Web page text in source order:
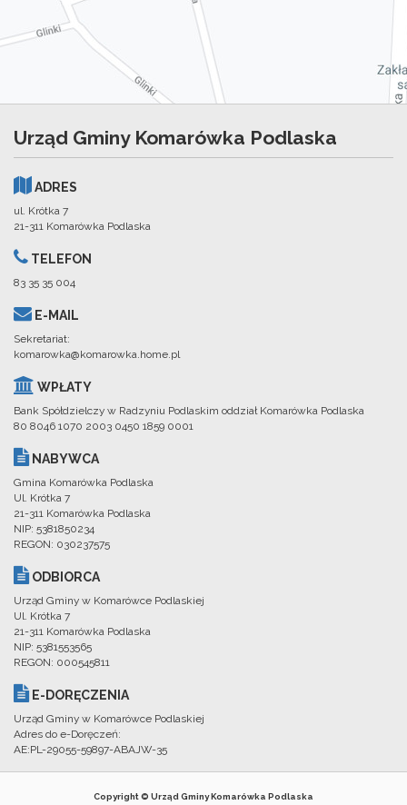
Urząd Gminy Komarówka Podlaska
ADRES
ul. Krótka 7
21-311 Komarówka Podlaska
TELEFON
83 35 35 004
E-MAIL
Sekretariat:
komarowka@komarowka.home.pl
WPŁATY
Bank Spółdzielczy w Radzyniu Podlaskim oddział Komarówka Podlaska
80 8046 1070 2003 0450 1859 0001
NABYWCA
Gmina Komarówka Podlaska
Ul. Krótka 7
21-311 Komarówka Podlaska
NIP: 5381850234
REGON: 030237575
ODBIORCA
Urząd Gminy w Komarówce Podlaskiej
Ul. Krótka 7
21-311 Komarówka Podlaska
NIP: 5381553565
REGON: 000545811
E-DORĘCZENIA
Urząd Gminy w Komarówce Podlaskiej
Adres do e-Doręczeń:
AE:PL-29055-59897-ABAJW-35
Copyright © Urząd Gminy Komarówka Podlaska